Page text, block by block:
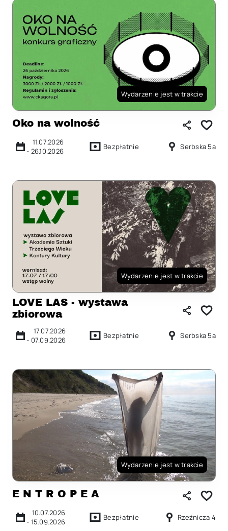
Wydarzenie jest w trakcie
Oko na wolność
11.07.2026
- 26.10.2026 Bezpłatnie Serbska 5a
Wydarzenie jest w trakcie
LOVE LAS - wystawa
zbiorowa
17.07.2026
- 07.09.2026 Bezpłatnie Serbska 5a
Wydarzenie jest w trakcie
E N T R O P E A
10.07.2026
- 15.09.2026 Bezpłatnie Rzeźnicza 4